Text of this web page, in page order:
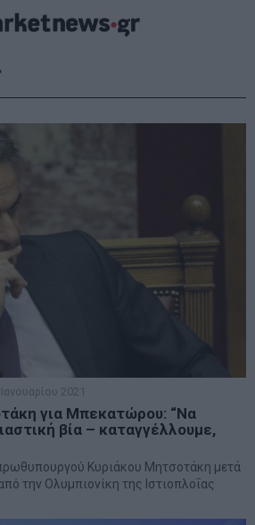
Ιανουαρίου 2021
για Μπεκατώρου: “Να
βία – καταγγέλλουμε,
Κυριάκου Μητσοτάκη μετά
την Ολυμπιονίκη της Ιστιοπλοΐας